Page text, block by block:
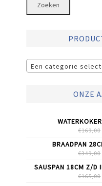
Zoeken
Een categorie
ONZE
€169,00
BRAADPAN
€349,00
SAUSPAN 18CM Z/D
€165,00